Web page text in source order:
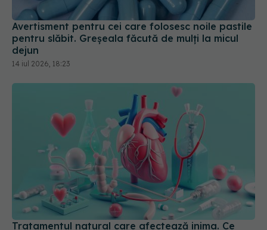
Avertisment pentru cei care folosesc noile pastile
pentru slăbit. Greșeala făcută de mulți la micul
dejun
14 iul 2026, 18:23
Tratamentul natural care afectează inima. Ce